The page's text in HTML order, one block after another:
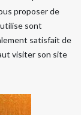
proposer de
sont
satisfait de
visiter son site